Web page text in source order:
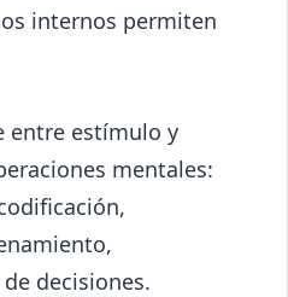
internos permiten
entre estímulo y
mentales:
decisiones.